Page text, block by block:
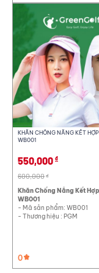
KHĂN CHỐNG NẮNG KẾT
WB001
550,000 đ
600,000 đ
Khăn Chống Nắng Kết
WB001
- Mã sản phẩm: WB001
- Thương hiệu : PGM
0